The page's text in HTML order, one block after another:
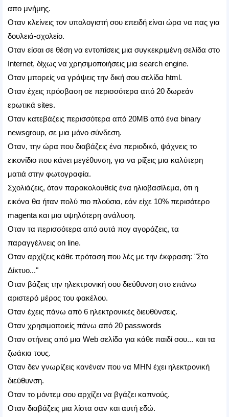
απο μνήμης.
Οταν κλείνεις τον υπολογιστή σου επειδή είναι ώρα να πας για
δουλειά-σχολείο.
Οταν είσαι σε θέση να εντοπίσεις μια συγκεκριμένη σελίδα στο
Internet, δίχως να χρησιμοποιήσεις μια search engine.
Οταν μπορείς να γράψεις την δική σου σελίδα html.
Οταν έχεις πρόσβαση σε περισσότερα από 20 δωρεάν
ερωτικά sites.
Οταν κατεβάζεις περισσότερα από 20ΜΒ από ένα binary
newsgroup, σε μια μόνο σύνδεση.
Οταν, την ώρα που διαβάζεις ένα περιοδικό, ψάχνεις το
εικονίδιο που κάνει μεγέθυνση, για να ρίξεις μια καλύτερη
ματιά στην φωτογραφία.
Σχολιάζεις, όταν παρακολουθείς ένα ηλιοβασίλεμα, ότι η
εικόνα θα ήταν πολύ πιο πλούσια, εάν είχε 10% περισότερο
magenta και μια υψηλότερη ανάλυση.
Οταν τα περισσότερα από αυτά ποy αγοράζεις, τα
παραγγέλνεις on line.
Οταν αρχίζεις κάθε πρόταση που λές με την έκφραση: "Στο
Δίκτυο..."
Οταν βάζεις την ηλεκτρονική σου διεύθυνση στο επάνω
αριστερό μέρος του φακέλου.
Οταν έχεις πάνω από 6 ηλεκτρονικές διευθύνσεις.
Οταν χρησιμοποιείς πάνω από 20 passwords
Οταν στήνεις από μια Web σελίδα για κάθε παιδί σου... και τα
ζωάκια τους.
Οταν δεν γνωρίζεις κανέναν που να ΜΗΝ έχει ηλεκτρονική
διεύθυνση.
Οταν το μόντεμ σου αρχίζει να βγάζει καπνούς.
Οταν διαβάζεις μια λίστα σαν και αυτή εδώ.